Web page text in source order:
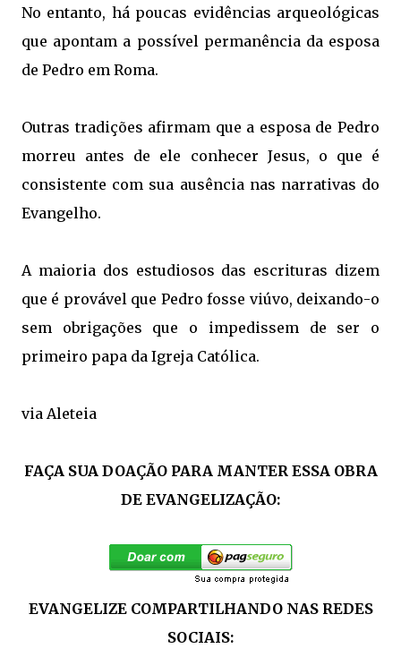
No entanto, há poucas evidências arqueológicas
que apontam a possível permanência da esposa
de Pedro em Roma.
Outras tradições afirmam que a esposa de Pedro
morreu antes de ele conhecer Jesus, o que é
consistente com sua ausência nas narrativas do
Evangelho.
A maioria dos estudiosos das escrituras dizem
que é provável que Pedro fosse viúvo, deixando-o
sem obrigações que o impedissem de ser o
primeiro papa da Igreja Católica.
via Aleteia
FAÇA SUA DOAÇÃO PARA MANTER ESSA OBRA
DE EVANGELIZAÇÃO:
EVANGELIZE COMPARTILHANDO NAS REDES
SOCIAIS: